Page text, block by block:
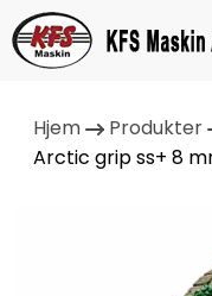
Hjem
Produkter
Arctic grip ss+ 8